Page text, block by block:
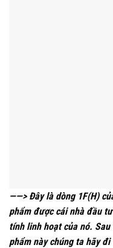
——> Đây là dòng 1F(H)
phẩm được cái nhà đầu
tính linh hoạt của nó.
phẩm này chúng ta hãy